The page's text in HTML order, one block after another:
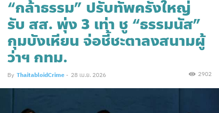
“กล้าธรรม” ปรับทัพครั้งใหญ่
รับ สส. พุ่ง 3 เท่า ชู “ธรรมนัส”
กุมบังเหียน จ่อชี้ชะตาลงสนามผู้
ว่าฯ กทม.
By ThaitabloidCrime - 28 เม.ย. 2026 2902